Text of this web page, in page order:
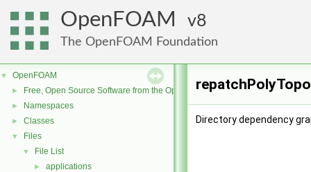
OpenFOAM 8
The OpenFOAM Foundation
▼ OpenFOAM
► Free, Open Source Software from the OpenFOAM Foundation
► Namespaces
► Classes
▼ Files
▼ File List
► applications
Directory dependency